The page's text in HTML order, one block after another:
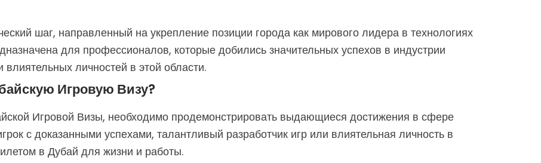
шаг, направленный на укрепление позиции города как мирового лидера в технологиях
для профессионалов, которые добились значительных успехов в индустрии
влиятельных личностей в этой области.
Игровую Визу?
Игровой Визы, необходимо продемонстрировать выдающиеся достижения в сфере
с доказанными успехами, талантливый разработчик игр или влиятельная личность в
в Дубай для жизни и работы.